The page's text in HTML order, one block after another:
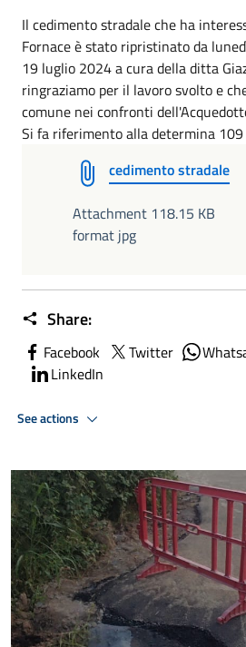
Il cedimento stradale che ha
Fornace è stato ripristinato da
19 luglio 2024 a cura della ditta
ringraziamo per il lavoro svolto e
comune nei confronti
Si fa riferimento alla determina
cedimento stradale
Attachment 118.15 KB
format jpg
Share:
Facebook Twitter
LinkedIn
See actions